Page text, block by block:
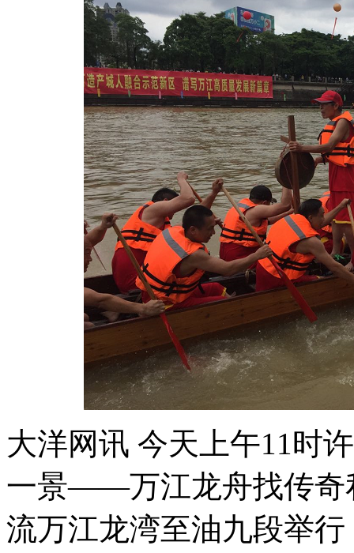
大洋网讯 今天上午11时
一景——万江龙舟找传奇
流万江龙湾至油九段举